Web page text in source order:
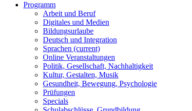
Programm
Arbeit und Beruf
Digitales und Medien
Bildungsurlaube
Deutsch und Integration
Sprachen (current)
Online Veranstaltungen
Politik, Gesellschaft, Nachhaltigkeit
Kultur, Gestalten, Musik
Gesundheit, Bewegung, Psychologie
Prüfungen
Specials